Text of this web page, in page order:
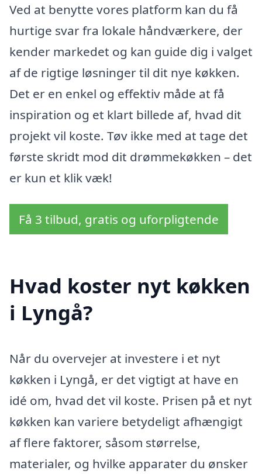
Ved at benytte vores platform kan du få
hurtige svar fra lokale håndværkere, der
kender markedet og kan guide dig i valget
af de rigtige løsninger til dit nye køkken.
Det er en enkel og effektiv måde at få
inspiration og et klart billede af, hvad dit
projekt vil koste. Tøv ikke med at tage det
første skridt mod dit drømmekøkken – det
er kun et klik væk!
Få 3 tilbud, gratis og uforpligtende
Hvad koster nyt køkken
i Lyngå?
Når du overvejer at investere i et nyt
køkken i Lyngå, er det vigtigt at have en
idé om, hvad det vil koste. Prisen på et nyt
køkken kan variere betydeligt afhængigt
af flere faktorer, såsom størrelse,
materialer, og hvilke apparater du ønsker